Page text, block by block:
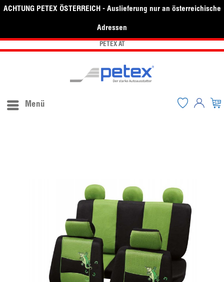
ACHTUNG PETEX ÖSTERREICH - Auslieferung nur an österreichische
Adressen
PETEX AT
Menü